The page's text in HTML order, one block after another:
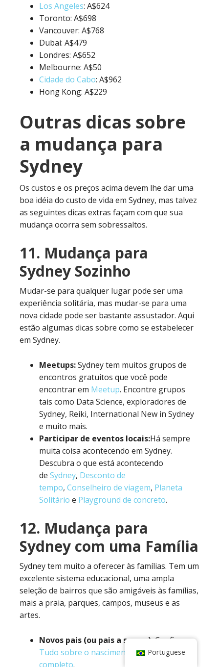
Los Angeles: A$624
Toronto: A$698
Vancouver: A$768
Dubai: A$479
Londres: A$652
Melbourne: A$50
Cidade do Cabo: A$962
Hong Kong: A$229
Outras dicas sobre
a mudança para
Sydney
Os custos e os preços acima devem lhe dar uma
boa idéia do custo de vida em Sydney, mas talvez
as seguintes dicas extras façam com que sua
mudança ocorra sem sobressaltos.
11. Mudança para
Sydney Sozinho
Mudar-se para qualquer lugar pode ser uma
experiência solitária, mas mudar-se para uma
nova cidade pode ser bastante assustador. Aqui
estão algumas dicas sobre como se estabelecer
em Sydney.
Meetups:Sydney tem muitos grupos de
encontros gratuitos que você pode
encontrar em Meetup. Encontre grupos
tais como Data Science, exploradores de
Sydney, Reiki, International New in Sydney
e muito mais.
Participar de eventos locais:Há sempre
muita coisa acontecendo em Sydney.
Descubra o que está acontecendo
de Sydney, Desconto de
tempo, Conselheiro de viagem, Planeta
Solitário e Playground de concreto.
12. Mudança para
Sydney com uma Família
Sydney tem muito a oferecer às famílias. Tem um
excelente sistema educacional, uma ampla
seleção de bairros que são amigáveis às famílias,
mais a praia, parques, campos, museus e as
artes.
Novos pais (ou pais a serem):Confira
Tudo sobre o nascimento
eNascimento
completo.
Portuguese